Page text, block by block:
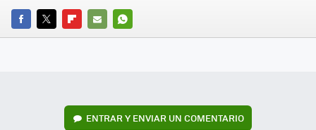
FACEBOOK
TWITTERFLIPBOARD
E-
WHATSAPP
ENTRAR Y ENVIAR UN COMENTARIO